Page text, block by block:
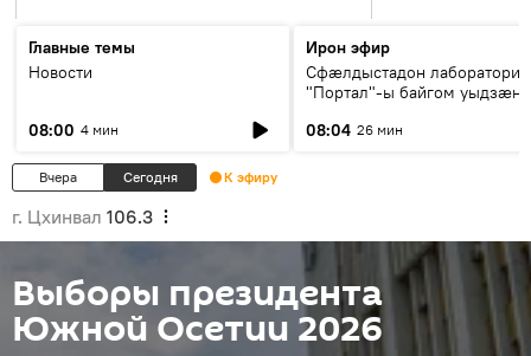
Главные темы
Новости
08:00 4 мин
Ирон эфир
Сфæлдыстадон лаборатори
"Портал"-ы байгом уыдзæн
Æхсары куыстыты равдыст
08:04 26 мин
Вчера Сегодня К эфиру
г. Цхинвал 106.3
Выборы президента
Южной Осетии 2026